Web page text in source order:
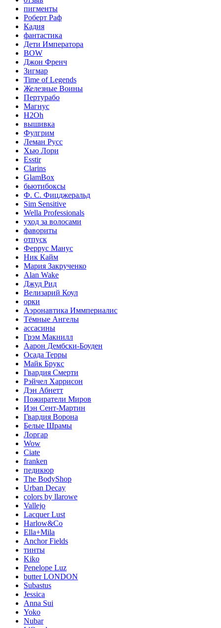
пигменты
Роберт Раф
Кадия
фантастика
Дети Императора
BOW
Джон Френч
Зигмар
Time of Legends
Железные Воины
Пертурабо
Магнус
H2Oh
вышивка
Фулгрим
Леман Русс
Хью Лори
Esstir
Clarins
GlamBox
бьютибоксы
Ф. С. Фицджеральд
Sim Sensitive
Wella Professionals
уход за волосами
фавориты
отпуск
Феррус Манус
Ник Кайм
Мария Закрученко
Alan Wake
Джуд Рид
Велизарий Коул
орки
Аэронавтика Иммпериалис
Тёмные Ангелы
ассасины
Грэм Макнилл
Аарон Дембски-Боуден
Осада Терры
Майк Брукс
Гвардия Смерти
Рэйчел Харрисон
Дэн Абнетт
Пожиратели Миров
Иэн Сент-Мартин
Гвардия Ворона
Белые Шрамы
Лоргар
Wow
Ciate
franken
педикюр
The BodyShop
Urban Decay
colors by llarowe
Vallejo
Lacquer Lust
Harlow&Co
Ella+Mila
Anchor Fields
тинты
Kiko
Penelope Luz
butter LONDON
Subastus
Jessica
Anna Sui
Yoko
Nubar